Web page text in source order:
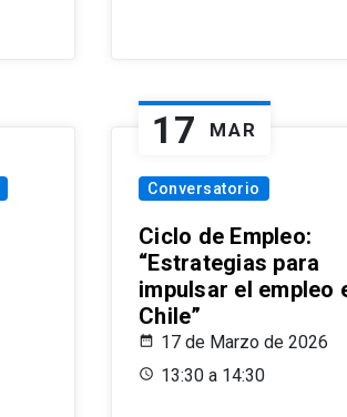
17 MAR
Conversatorio
Ciclo de Empleo:
“Estrategias para
impulsar el empleo
Chile”
17 de Marzo de 2026
13:30 a 14:30